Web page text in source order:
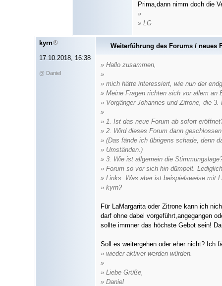
Prima,dann nimm doch die
»
» LG
kyrn
17.10.2018, 16:38
@ Daniel
Weiterführung des Forums / neues
» Hallo zusammen,
»
» mich hätte interessiert, wie nun der
» Meine Fragen richten sich vor allem an
» Vorgänger Johannes und Zitrone, die
»
» 1. Ist das neue Forum ab sofort
» 2. Wird dieses Forum dann
» (Das fände ich übrigens schade, denn
» Umständen.)
» 3. Wie ist allgemein die
» Forum so vor sich hin dümpelt.
» Links. Was aber ist beispielsweise mit
» kyrn?
Für LaMargarita oder Zitrone kann ich
darf ohne dabei vorgeführt,angegangen
sollte immner das höchste Gebot sein!
Soll es weitergehen oder eher nicht? Ich
» wieder aktiver werden würden.
»
» Liebe Grüße,
» Daniel